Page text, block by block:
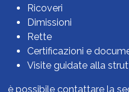
Ricoveri
Dimissioni
Rette
Certificazioni e
Visite guidate alla
è possibile contattare la